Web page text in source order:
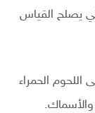
يصلح القياس
الحمراء